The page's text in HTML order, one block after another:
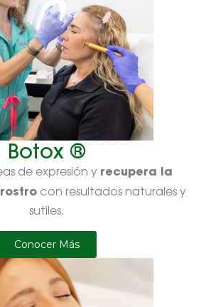
Botox ®
de expresión y recupera la
con resultados naturales y
sutiles.
Conocer Más